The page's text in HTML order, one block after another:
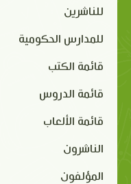
للناشرين
للمدارس الحكومية
قائمة الكتب
قائمة الدروس
قائمة الألعاب
الناشرون
المؤلفون